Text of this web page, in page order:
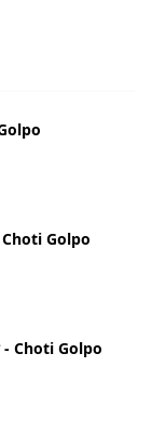
- Choti Golpo
- Choti Golpo